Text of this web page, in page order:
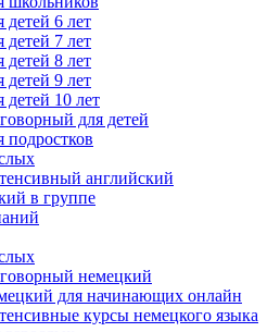
детей 6 лет
детей 7 лет
детей 8 лет
детей 9 лет
детей 10 лет
для детей
подростков
английский
в группе
немецкий
для начинающих онлайн
курсы немецкого языка